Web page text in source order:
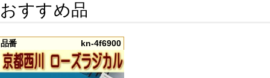
おすすめ品
品番 kn-4f6900